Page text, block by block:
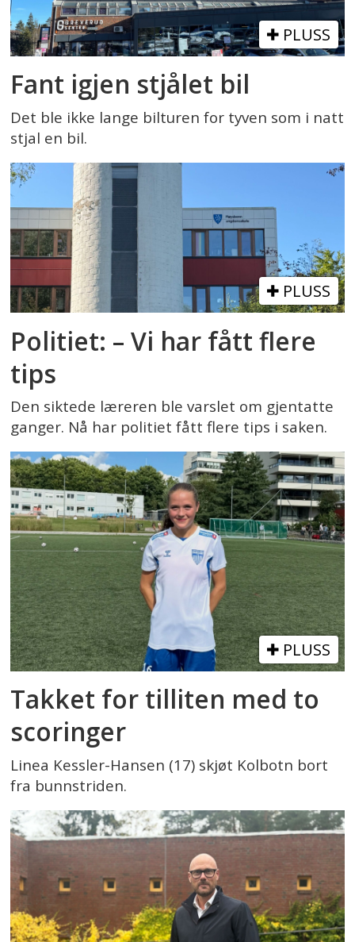
PLUSS
Fant igjen stjålet bil
Det ble ikke lange bilturen for tyven som i natt
stjal en bil.
PLUSS
Politiet: – Vi har fått flere
tips
Den siktede læreren ble varslet om gjentatte
ganger. Nå har politiet fått flere tips i saken.
PLUSS
Takket for tilliten med to
scoringer
Linea Kessler-Hansen (17) skjøt Kolbotn bort
fra bunnstriden.